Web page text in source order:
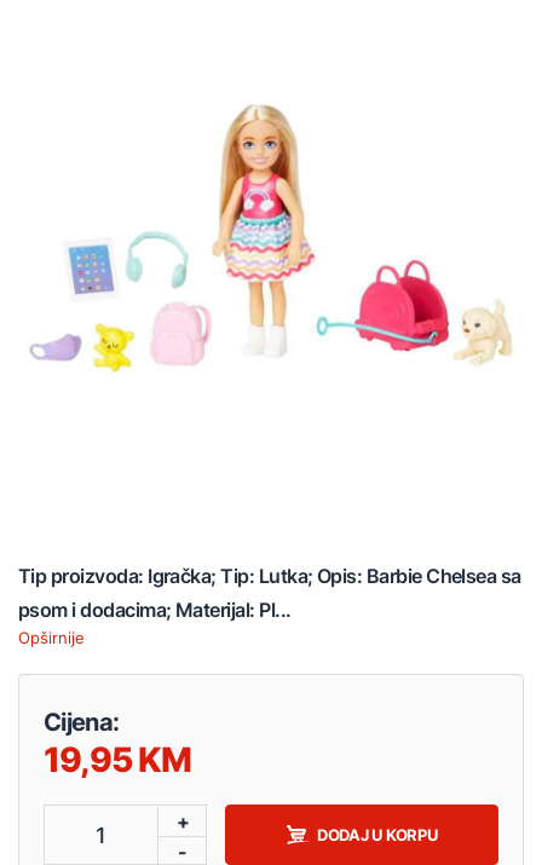
Tip proizvoda: Igračka; Tip: Lutka; Opis: Barbie Chelsea sa
psom i dodacima; Materijal: Pl...
Opširnije
Cijena:
19,95
1
+
-
DODAJ U KORPU